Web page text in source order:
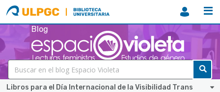
ULPGC
Biblioteca
ULPGC
Blog
Libros para el Día Internacional de la Visibilidad Trans